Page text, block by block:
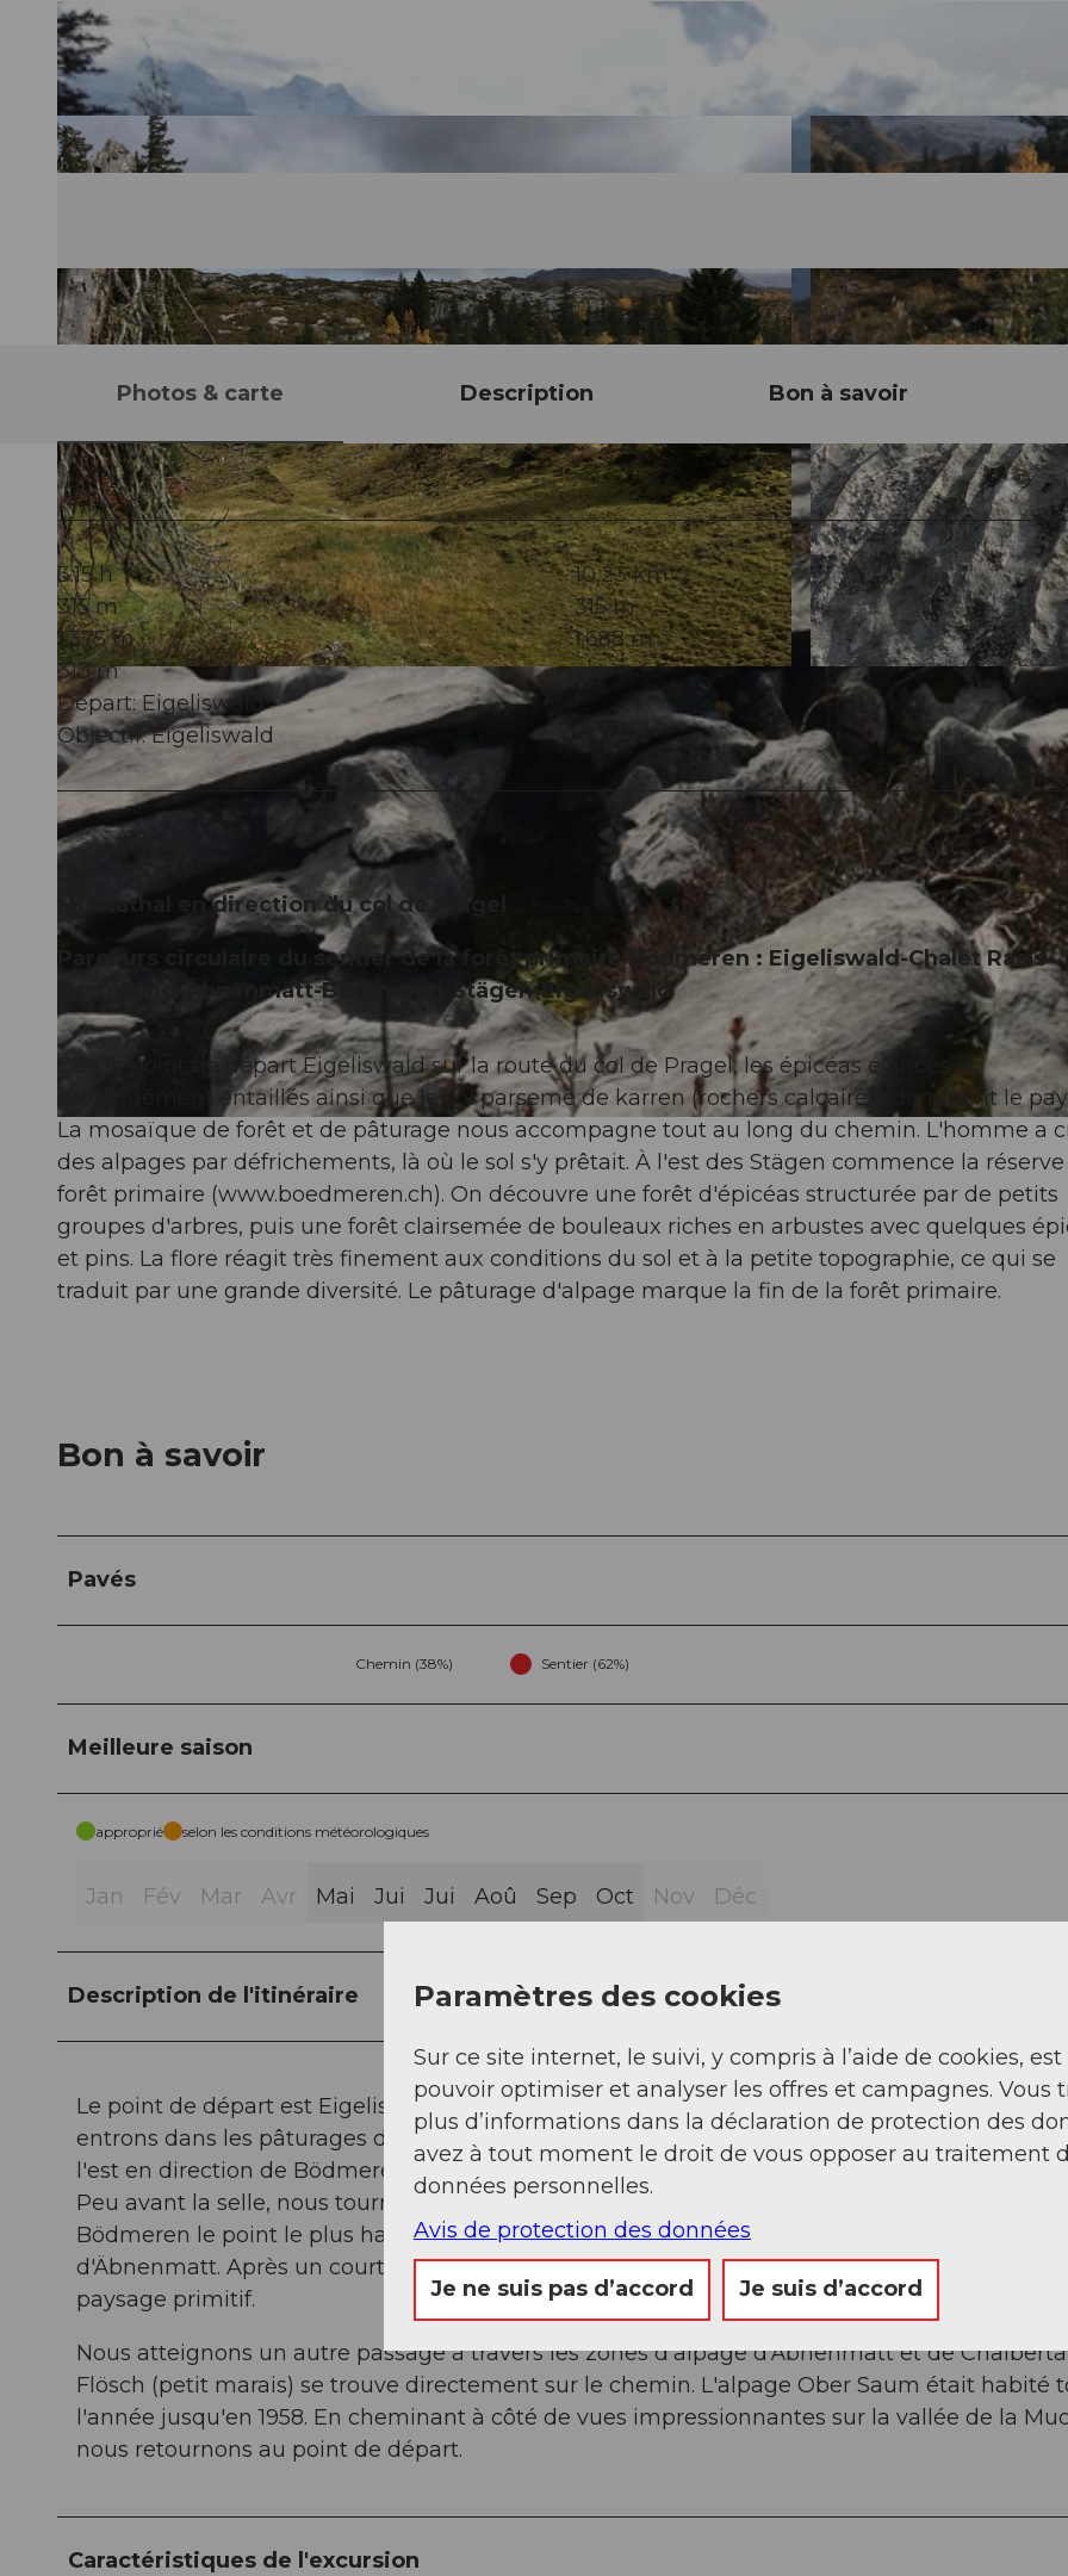
© Stoos-Muotatal Tourismus, Stoos-Muotatal Tourismus
© Stoos-Muotatal Tourismus, Stoos-Muotatal Tourismus © Stoos-Muotatal Tourismus, Stoos-Muotatal Tourismus
Photos & carte Description Bon à savoir
3:15 h
10,23 km
315 m
315 m
1.375 m
1.688 m
313 m
Départ: Eigeliswald
Objectif: Eigeliswald
Muotathal en direction du col de Pragel
Parcours circulaire du sentier de la forêt primaire Bödmeren : Eigeliswald-Chalet Rasis-
Gschwänd-Äbnenmatt-Bödmeren-Stägen-Eigeliswald
Dès le point de départ Eigeliswald sur la route du col de Pragel, les épicéas élancés et
profondément entaillés ainsi que le sol parsemé de karren (rochers calcaires) dominent le
La mosaïque de forêt et de pâturage nous accompagne tout au long du chemin. L'homme a
des alpages par défrichements, là où le sol s'y prêtait. À l'est des Stägen commence la
forêt primaire (www.boedmeren.ch). On découvre une forêt d'épicéas structurée par de petits
groupes d'arbres, puis une forêt clairsemée de bouleaux riches en arbustes avec quelques
et pins. La flore réagit très finement aux conditions du sol et à la petite topographie, ce qui se
traduit par une grande diversité. Le pâturage d'alpage marque la fin de la forêt primaire.
Bon à savoir
Pavés
Chemin (38%) Sentier (62%)
Meilleure saison
approprié selon les conditions météorologiques
Jan Fév Mar Avr Mai Jui Jui Aoû Sep Oct Nov Déc
Description de l'itinéraire
Le point de départ est Eigeliswald sur la route du col de Pragel : Après un court chemin, nous
entrons dans les pâturages de Mittenwald et, au premier embranchement, nous tournons
l'est en direction de Bödmeren. Dans les Stägen, nous choisissons le chemin qui monte vers
Peu avant la selle, nous tournons vers le sud en direction de Tor, atteignons après l'alpage
Bödmeren le point le plus haut de notre randonnée, puis continuons vers l'ouest en direction
d'Äbnenmatt. Après un court tronçon sur la route d'alpage, nous traversons encore une fois
paysage primitif.
Nous atteignons un autre passage à travers les zones d'alpage d'Äbnenmatt et de
Flösch (petit marais) se trouve directement sur le chemin. L'alpage Ober Saum était habité
l'année jusqu'en 1958. En cheminant à côté de vues impressionnantes sur la vallée de la
nous retournons au point de départ.
Caractéristiques de l'excursion
Paramètres des cookies
Sur ce site internet, le suivi, y compris à l’aide de cookies,
pouvoir optimiser et analyser les offres et campagnes. Vous
plus d’informations dans la déclaration de protection des
avez à tout moment le droit de vous opposer au traitement
données personnelles.
Avis de protection des données
Je ne suis pas d’accord Je suis d’accord